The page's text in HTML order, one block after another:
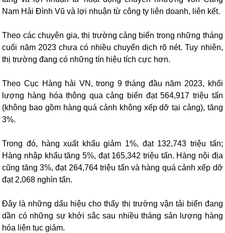
Nam Hải Đình Vũ và lợi nhuận từ công ty liên doanh, liên kết.
Theo các chuyên gia, thị trường cảng biển trong những tháng
cuối năm 2023 chưa có nhiều chuyển dịch rõ nét. Tuy nhiên,
thị trường đang có những tín hiệu tích cực hơn.
Theo Cục Hàng hải VN, trong 9 tháng đầu năm 2023, khối
lượng hàng hóa thông qua cảng biển đạt 564,917 triệu tấn
(không bao gồm hàng quá cảnh không xếp dỡ tại cảng), tăng
3%.
Trong đó, hàng xuất khẩu giảm 1%, đạt 132,743 triệu tấn;
Hàng nhập khẩu tăng 5%, đạt 165,342 triệu tấn. Hàng nội địa
cũng tăng 3%, đạt 264,764 triệu tấn và hàng quá cảnh xếp dỡ
đạt 2,068 nghìn tấn.
Đây là những dấu hiệu cho thấy thị trường vận tải biển đang
dần có những sự khởi sắc sau nhiều tháng sản lượng hàng
hóa liên tục giảm.